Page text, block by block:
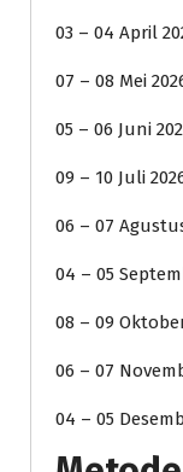
03 – 04 April
07 – 08 Mei
05 – 06 Juni
09 – 10 Juli
06 – 07
04 – 05
08 – 09
06 – 07
04 – 05